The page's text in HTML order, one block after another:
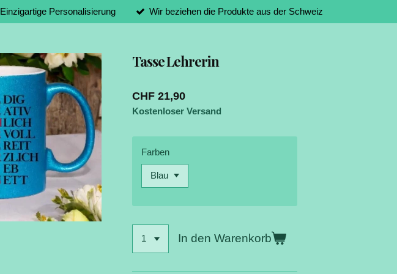
Einzigartige Personalisierung Wir beziehen die Produkte aus der Schweiz
Tasse Lehrerin
CHF 21,90
Kostenloser Versand
Farben
In den Warenkorb